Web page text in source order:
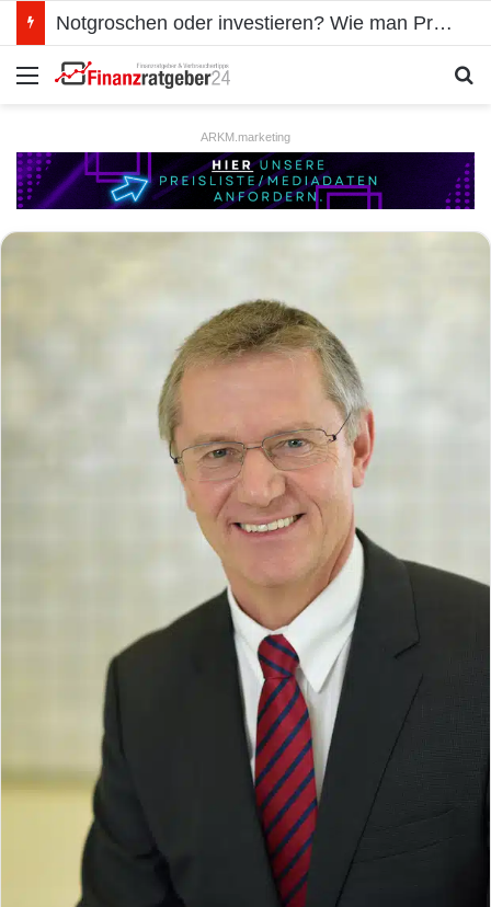
Notgroschen oder investieren? Wie man Prioritäten im eigenen Finanzplan setzt
Menü
ARKM.marketing